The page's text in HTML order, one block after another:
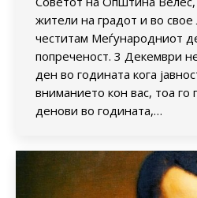
жители на градот и во
честитам Меѓународниот
попреченост. 3 Декември
ден во годината кога
вниманието кон вас, тоа го
денови во годината,…